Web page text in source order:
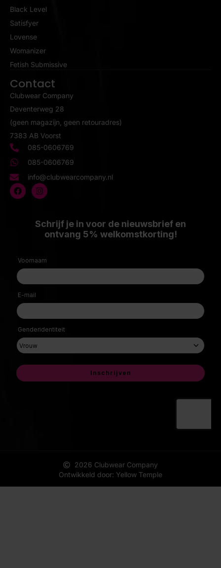
Black Level
Satisfyer
Lovense
Womanizer
Fetish Submissive
Contact
Clubwear Company
Deventerweg 28
(geen magazijn, geen retouradres)
7383 AB Voorst
085-0606769
085-0606769
info@clubwearcompany.nl
2026 Clubwear Company
Ontwikkeld door: Yellow Temple